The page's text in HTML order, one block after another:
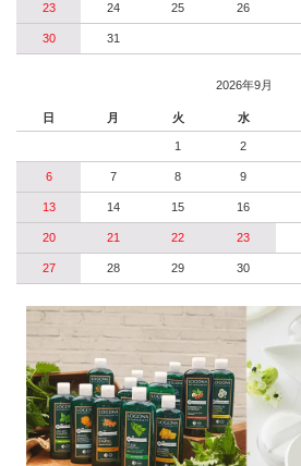
23 24 25 26
30 31
2026年9月
日 月 火 水
1 2
6 7 8 9
13 14 15 16
20 21 22 23
27 28 29 30